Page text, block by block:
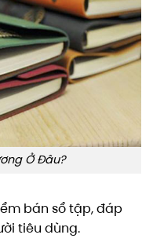
Ở Đâu?
bán sổ tập, đáp
tiêu dùng.